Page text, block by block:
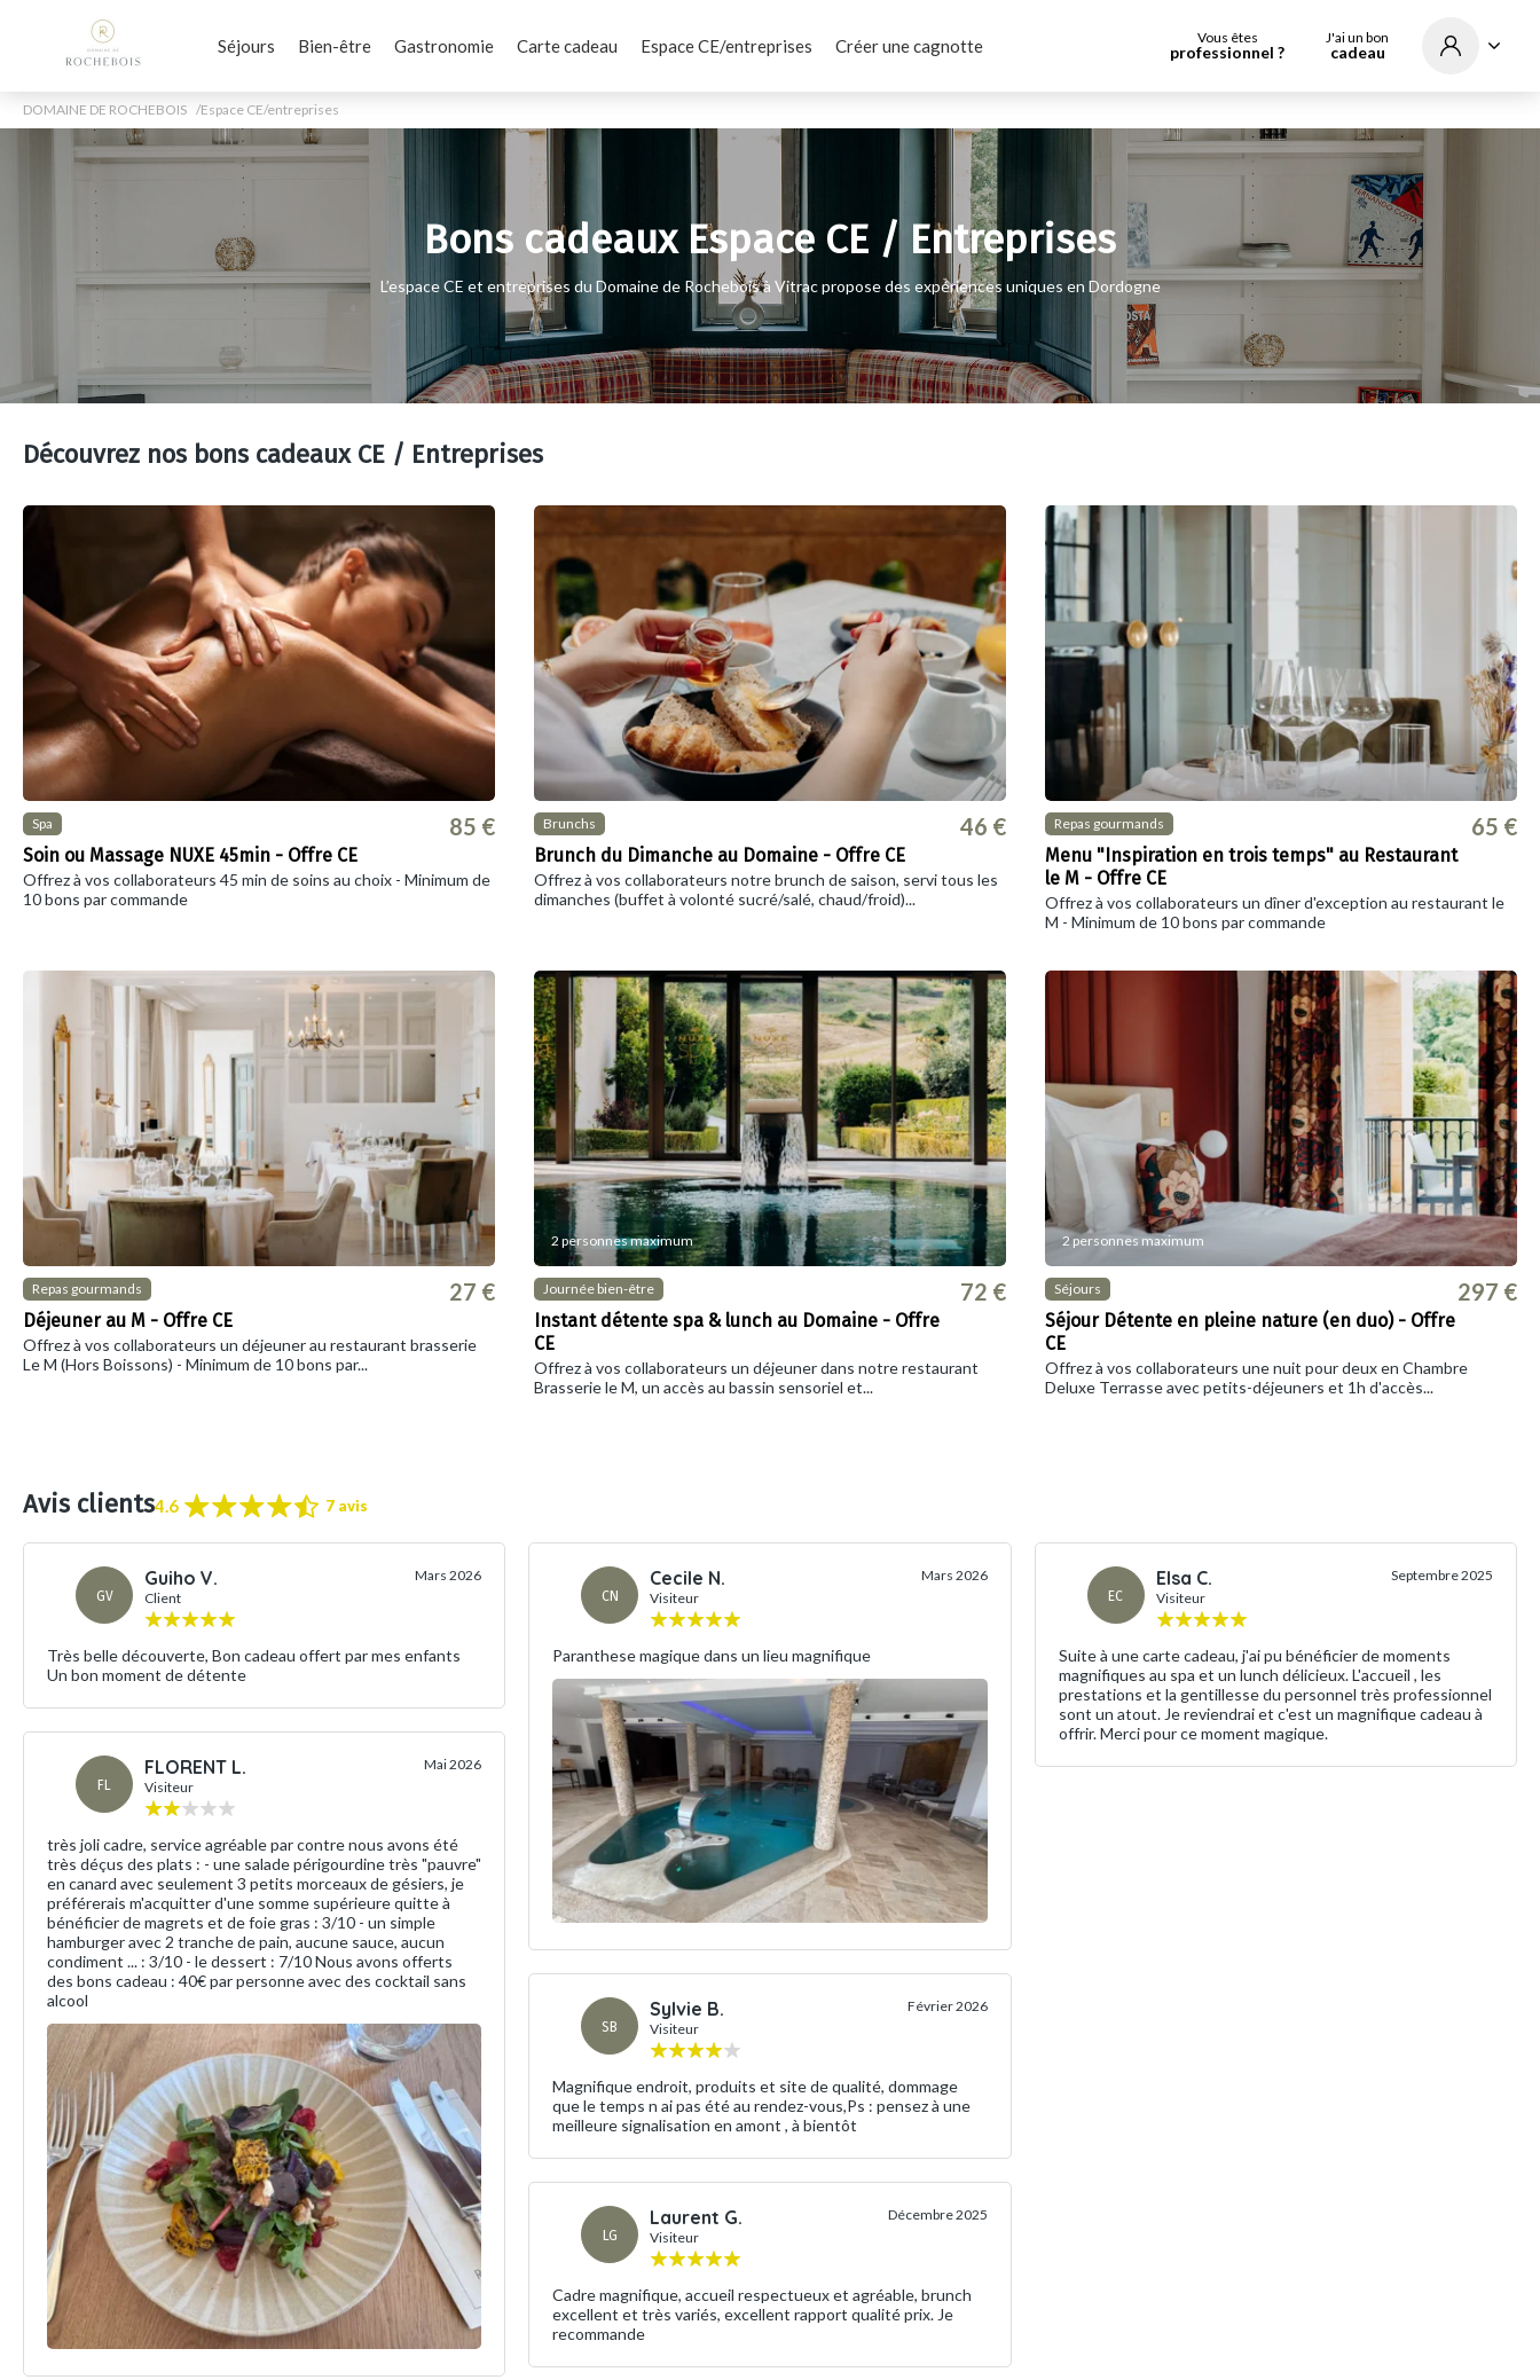
Séjours Bien-être Gastronomie Carte cadeau Espace CE/entreprises Créer une cagnotte Vous êtes
professionnel ?
J'ai un bon
cadeau
DOMAINE DE ROCHEBOIS Espace CE/entreprises
Bons cadeaux Espace CE / Entreprises
L’espace CE et entreprises du Domaine de Rochebois à Vitrac propose des expériences uniques en Dordogne
Découvrez nos bons cadeaux CE / Entreprises
Spa
Soin ou Massage NUXE 45min - Offre CE
85 €
Offrez à vos collaborateurs 45 min de soins au choix - Minimum de
10 bons par commande
Brunchs
Brunch du Dimanche au Domaine - Offre CE
46 €
Offrez à vos collaborateurs notre brunch de saison, servi tous les
dimanches (buffet à volonté sucré/salé, chaud/froid)...
Repas gourmands
Menu "Inspiration en trois temps" au Restaurant
le M - Offre CE
65 €
Offrez à vos collaborateurs un dîner d'exception au restaurant le
M - Minimum de 10 bons par commande
Repas gourmands
Déjeuner au M - Offre CE
27 €
Offrez à vos collaborateurs un déjeuner au restaurant brasserie
Le M (Hors Boissons) - Minimum de 10 bons par...
2 personnes maximum
Journée bien-être
Instant détente spa & lunch au Domaine - Offre
CE
72 €
Offrez à vos collaborateurs un déjeuner dans notre restaurant
Brasserie le M, un accès au bassin sensoriel et...
2 personnes maximum
Séjours
Séjour Détente en pleine nature (en duo) - Offre
CE
297 €
Offrez à vos collaborateurs une nuit pour deux en Chambre
Deluxe Terrasse avec petits-déjeuners et 1h d'accès...
Avis clients4.6 7 avis
GV
Guiho V.
Client
Mars 2026
Très belle découverte, Bon cadeau offert par mes enfants
Un bon moment de détente
FL
FLORENT L.
Visiteur
Mai 2026
très joli cadre, service agréable par contre nous avons été
très déçus des plats : - une salade périgourdine très "pauvre"
en canard avec seulement 3 petits morceaux de gésiers, je
préférerais m'acquitter d'une somme supérieure quitte à
bénéficier de magrets et de foie gras : 3/10 - un simple
hamburger avec 2 tranche de pain, aucune sauce, aucun
condiment ... : 3/10 - le dessert : 7/10 Nous avons offerts
des bons cadeau : 40€ par personne avec des cocktail sans
alcool
CN
Cecile N.
Visiteur
Mars 2026
Paranthese magique dans un lieu magnifique
SB
Sylvie B.
Visiteur
Février 2026
Magnifique endroit, produits et site de qualité, dommage
que le temps n ai pas été au rendez-vous,Ps : pensez à une
meilleure signalisation en amont , à bientôt
LG
Laurent G.
Visiteur
Décembre 2025
Cadre magnifique, accueil respectueux et agréable, brunch
excellent et très variés, excellent rapport qualité prix. Je
recommande
EC
Elsa C.
Visiteur
Septembre 2025
Suite à une carte cadeau, j'ai pu bénéficier de moments
magnifiques au spa et un lunch délicieux. L'accueil , les
prestations et la gentillesse du personnel très professionnel
sont un atout. Je reviendrai et c'est un magnifique cadeau à
offrir. Merci pour ce moment magique.